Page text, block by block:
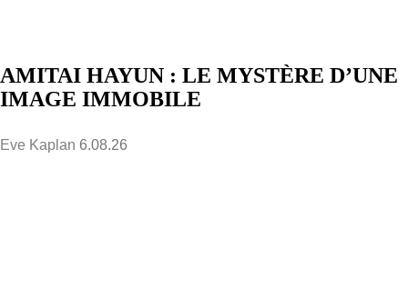
AMITAI HAYUN : LE MYSTÈRE D’UNE
IMAGE IMMOBILE
Eve Kaplan 6.08.26